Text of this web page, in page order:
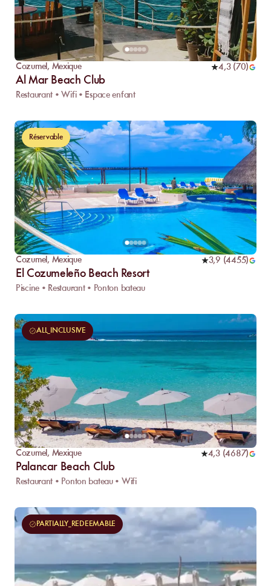
Cozumel, Mexique 4,3(70)
Al Mar Beach Club
Restaurant • Wifi • Espace enfant
Réservable
Cozumel, Mexique 3,9 (4455)
El Cozumeleño Beach Resort
Piscine • Restaurant • Ponton bateau
ALL_INCLUSIVE
Cozumel, Mexique 4,3(4687)
Palancar Beach Club
Restaurant • Ponton bateau • Wifi
PARTIALLY_REDEEMABLE